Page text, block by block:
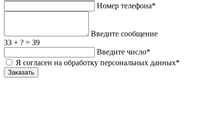
Номер телефона*
Введите сообщение
33 + ? = 39
Введите число*
Я согласен на обработку персональных данных*